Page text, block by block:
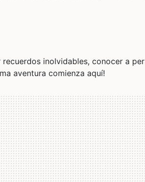
inolvidables, conocer a
aventura comienza aquí!